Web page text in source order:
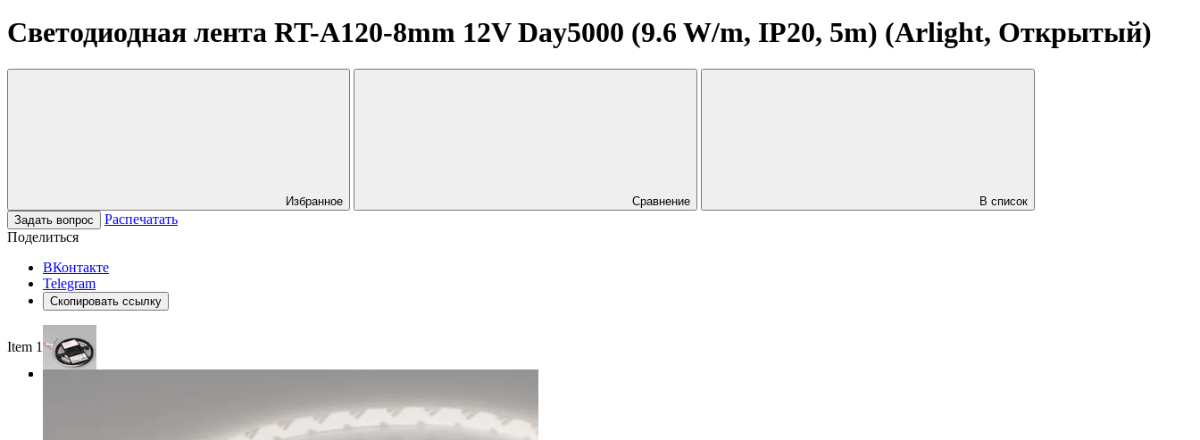
Светодиодная лента RT-A120-8mm 12V Day5000 (9.6 W/m, IP20, 5m) (Arlight, Открытый)
Избранное Сравнение
В список
Задать вопрос
Распечатать
Поделиться
ВКонтакте
Telegram
Скопировать ссылку
Item 1 of 3